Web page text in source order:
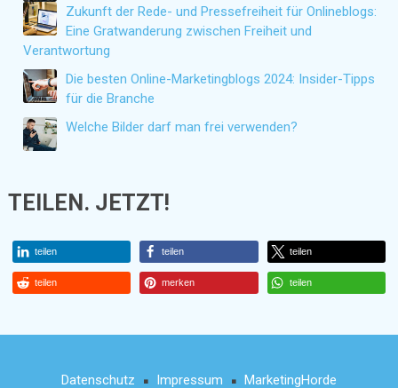
Zukunft der Rede- und Pressefreiheit für Onlineblogs:
Eine Gratwanderung zwischen Freiheit und
Verantwortung
Die besten Online-Marketingblogs 2024: Insider-Tipps
für die Branche
Welche Bilder darf man frei verwenden?
TEILEN. JETZT!
teilen teilen teilen
teilen merken teilen
Datenschutz ■ Impressum ■ MarketingHorde